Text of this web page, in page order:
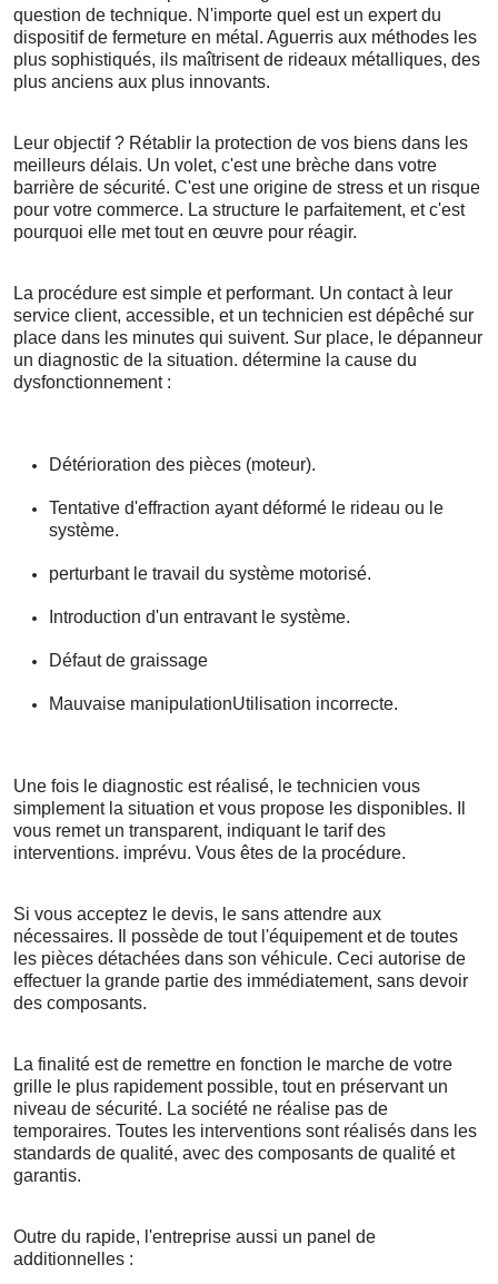
question de technique. N'importe quel est un expert du
dispositif de fermeture en métal. Aguerris aux méthodes les
plus sophistiqués, ils maîtrisent de rideaux métalliques, des
plus anciens aux plus innovants.
Leur objectif ? Rétablir la protection de vos biens dans les
meilleurs délais. Un volet, c'est une brèche dans votre
barrière de sécurité. C'est une origine de stress et un risque
pour votre commerce. La structure le parfaitement, et c'est
pourquoi elle met tout en œuvre pour réagir.
La procédure est simple et performant. Un contact à leur
service client, accessible, et un technicien est dépêché sur
place dans les minutes qui suivent. Sur place, le dépanneur
un diagnostic de la situation. détermine la cause du
dysfonctionnement :
Détérioration des pièces (moteur).
Tentative d'effraction ayant déformé le rideau ou le
système.
perturbant le travail du système motorisé.
Introduction d'un entravant le système.
Défaut de graissage
Mauvaise manipulationUtilisation incorrecte.
Une fois le diagnostic est réalisé, le technicien vous
simplement la situation et vous propose les disponibles. Il
vous remet un transparent, indiquant le tarif des
interventions. imprévu. Vous êtes de la procédure.
Si vous acceptez le devis, le sans attendre aux
nécessaires. Il possède de tout l'équipement et de toutes
les pièces détachées dans son véhicule. Ceci autorise de
effectuer la grande partie des immédiatement, sans devoir
des composants.
La finalité est de remettre en fonction le marche de votre
grille le plus rapidement possible, tout en préservant un
niveau de sécurité. La société ne réalise pas de
temporaires. Toutes les interventions sont réalisés dans les
standards de qualité, avec des composants de qualité et
garantis.
Outre du rapide, l'entreprise aussi un panel de
additionnelles :